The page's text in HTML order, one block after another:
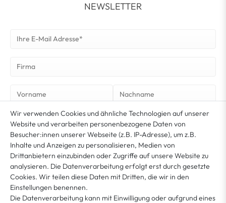
NEWSLETTER
NEWSLETTER ABONNIEREN
Sie erklären sich damit ein­ver­standen, dass Ihre Da­ten für unseren News­letter­versand
und Wider­rufshin­weise finden Sie in unsererDatenschutzerklärung *
MEIN KONTO
Wir verwenden Cookies und ähnliche Technologien auf unserer
Website und verarbeiten personenbezogene Daten von
Besucher:innen unserer Webseite (z.B. IP-Adresse), um z.B.
Inhalte und Anzeigen zu personalisieren, Medien von
Drittanbietern einzubinden oder Zugriffe auf unsere Website zu
analysieren. Die Datenverarbeitung erfolgt erst durch gesetzte
Cookies. Wir teilen diese Daten mit Dritten, die wir in den
Einstellungen benennen.
Die Datenverarbeitung kann mit Einwilligung oder aufgrund eines